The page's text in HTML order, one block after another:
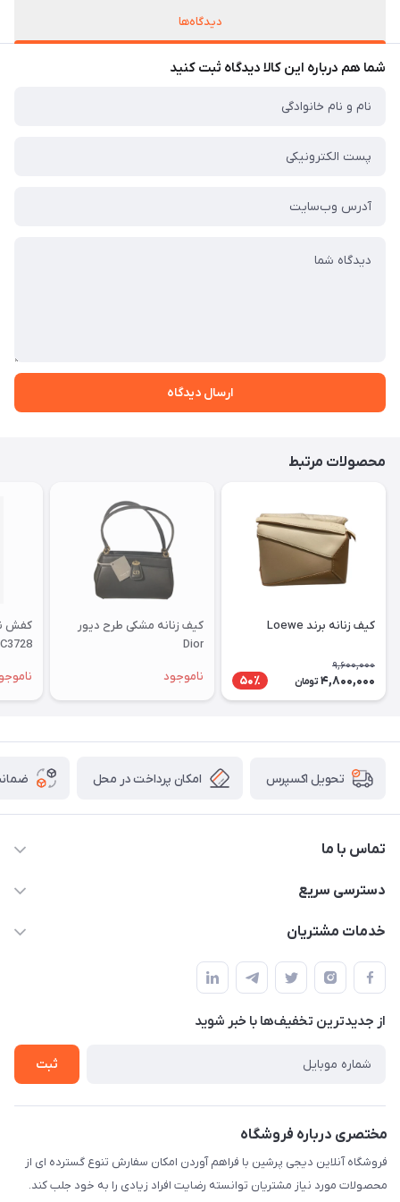
دیدگاه‌ها
شما هم درباره این کالا دیدگاه ثبت کنید
ارسال دیدگاه
محصولات مرتبط
کیف زنانه برند Loewe
9,600,000
4,800,000 تومان 50٪
کیف زنانه مشکی طرح دیور
Dior
ناموجود
تحویل اکسپرس امکان پرداخت در محل
تماس با ما
09172138137
دسترسی سریع
حساب کاربری
لیست محصولات
درباره ما
خدمات مشتریان
قوانین و مقررات
حریم خصوصی
راهنما
از جدید‌ترین تخفیف‌ها با‌ خبر شوید
ثبت
مختصری درباره فروشگاه
فروشگاه آنلاین دیجی پرشین با فراهم آوردن امکان سفارش تنوع گسترده ای از
محصولات مورد نیاز مشتریان توانسته رضایت افراد زیادی را به خود جلب کند.